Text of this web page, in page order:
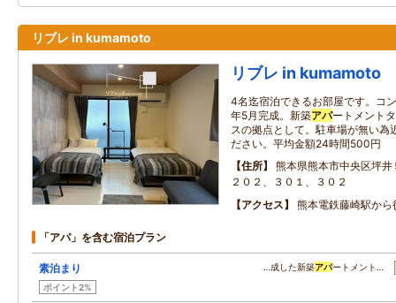
リブレ in kumamoto
リブレ in kumamoto
4名迄宿泊できるお部屋です。コ
年5月完成。新築アパートメント
スの拠点として。駐車場が無い為
ださい。平均金額24時間500円
住所
熊本県熊本市中央区坪
２０２、３０１、３０２
アクセス
熊本電鉄藤崎駅から
「アパ」を含む宿泊プラン
素泊まり
ポイント2%
…成した新築アパートメント…